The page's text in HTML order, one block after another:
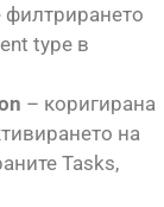
филтрирането
type в
– коригирана
на
Tasks,